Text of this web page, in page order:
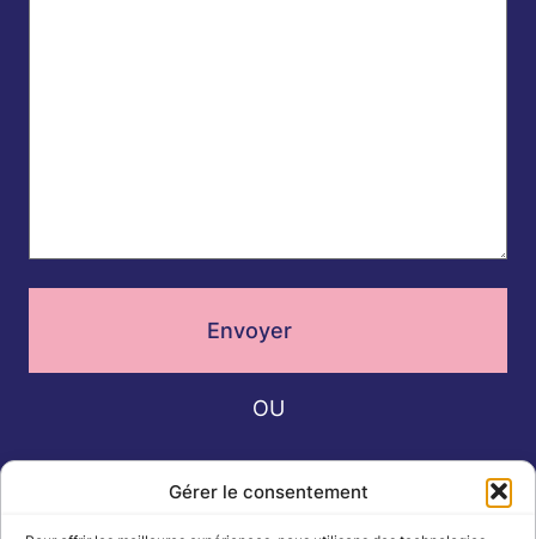
Gérer le consentement
Envoyer
OU
Appelez au :02 51 13 73 73